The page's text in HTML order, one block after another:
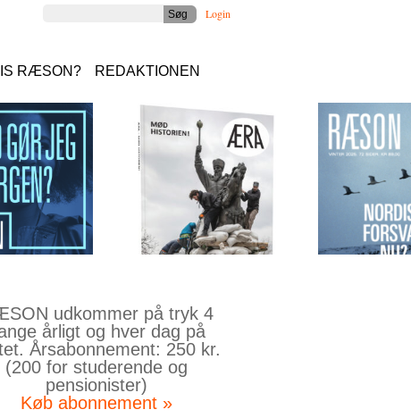
Login
RÆSON? REDAKTIONEN
udkommer på tryk 4
årligt og hver dag på
Årsabonnement: 250 kr.
(200 for studerende og
pensionister)
Køb abonnement »